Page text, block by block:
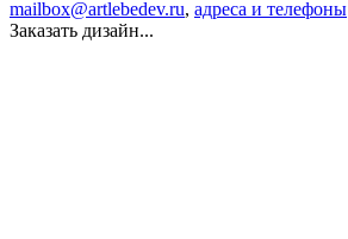
mailbox@artlebedev.ru, адреса и телефоны
Заказать дизайн...